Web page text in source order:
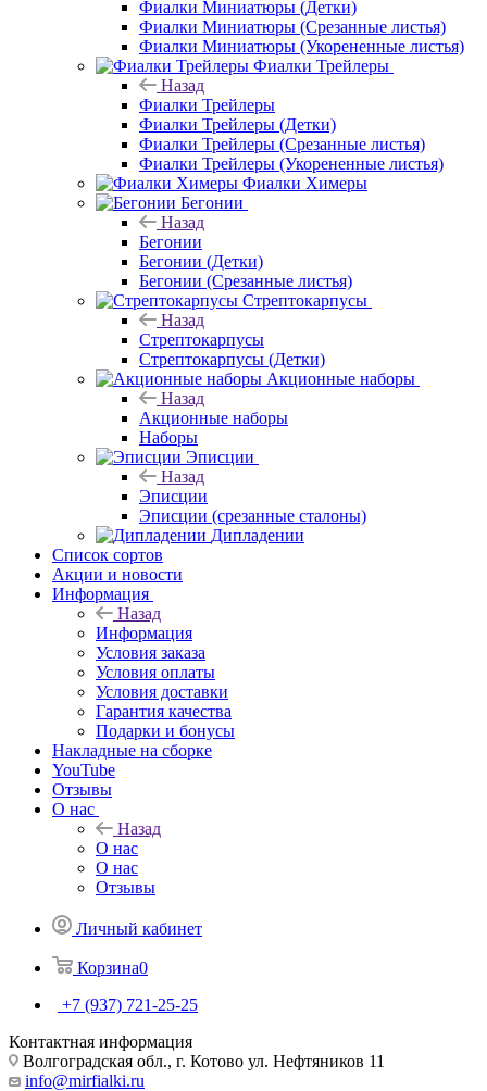
Фиалки Миниатюры (Детки)
Фиалки Миниатюры (Срезанные листья)
Фиалки Миниатюры (Укорененные листья)
Фиалки Трейлеры
Назад
Фиалки Трейлеры
Фиалки Трейлеры (Детки)
Фиалки Трейлеры (Срезанные листья)
Фиалки Трейлеры (Укорененные листья)
Фиалки Химеры
Бегонии
Назад
Бегонии
Бегонии (Детки)
Бегонии (Срезанные листья)
Стрептокарпусы
Назад
Стрептокарпусы
Стрептокарпусы (Детки)
Акционные наборы
Назад
Акционные наборы
Наборы
Эписции
Назад
Эписции
Эписции (срезанные сталоны)
Дипладении
Список сортов
Акции и новости
Информация
Назад
Информация
Условия заказа
Условия оплаты
Условия доставки
Гарантия качества
Подарки и бонусы
Накладные на сборке
YouTube
Отзывы
О нас
Назад
О нас
О нас
Отзывы
Личный кабинет
Корзина0
+7 (937) 721-25-25
Контактная информация
Волгоградская обл., г. Котово ул. Нефтяников 11
info@mirfialki.ru